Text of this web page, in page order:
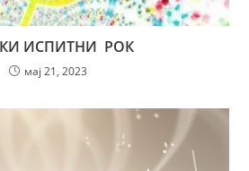
ИСПИТНИ РОК
мај 21, 2023